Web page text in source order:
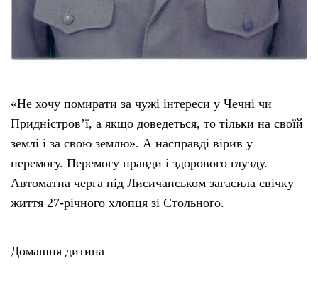
«Не хочу помирати за чужі інтереси у Чечні чи
Придністров’ї, а якщо доведеться, то тільки на своїй
землі і за свою землю». А насправді вірив у
перемогу. Перемогу правди і здорового глузду.
Автоматна черга під Лисичанськом загасила свічку
життя 27-річного хлопця зі Стольного.
Домашня дитина